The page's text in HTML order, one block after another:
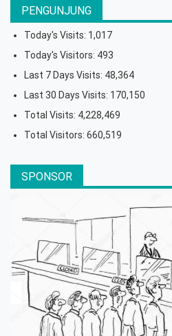
PENGUNJUNG
Today's Visits: 1,017
Today's Visitors: 493
Last 7 Days Visits: 48,364
Last 30 Days Visits: 170,150
Total Visits: 4,228,469
Total Visitors: 660,519
SPONSOR